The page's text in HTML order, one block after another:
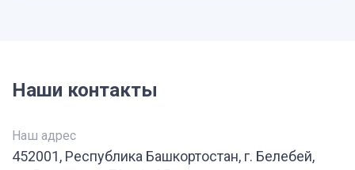
Наши контакты
Наш адрес
452001, Республика Башкортостан, г. Белебей,